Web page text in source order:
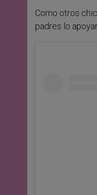
Como otros
padres lo